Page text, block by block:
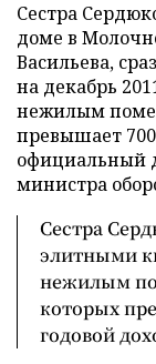
Сестра
доме в
Васильева,
на декабрь
нежилым
превышает
официальный
министра
Сестра
элитными
нежилым
которых
годовой